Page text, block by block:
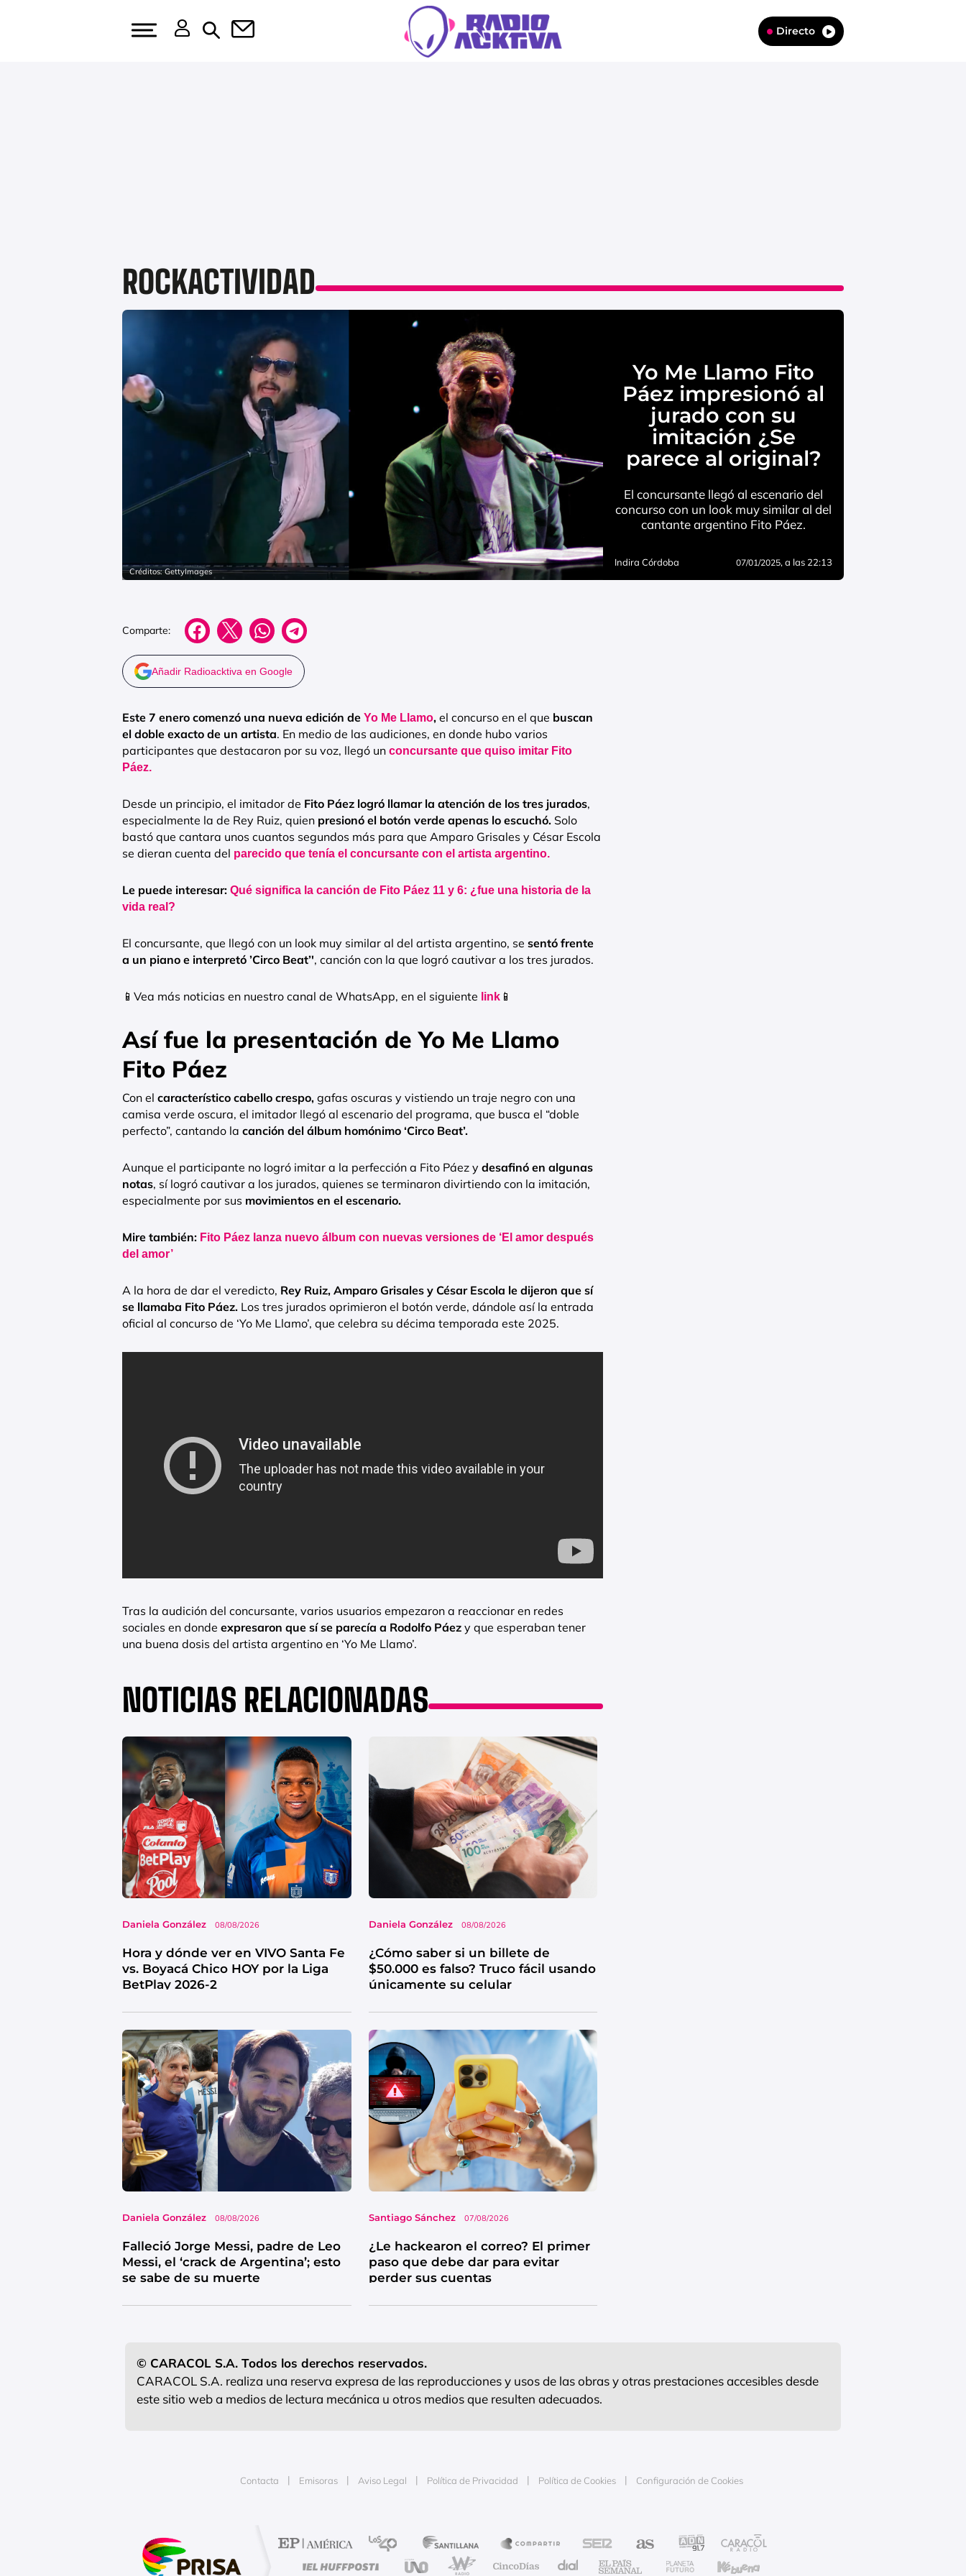
Directo
ROCKACTIVIDAD
Créditos: GettyImages
Yo Me Llamo Fito
Páez impresionó al
jurado con su
imitación ¿Se
parece al original?
El concursante llegó al escenario del
concurso con un look muy similar al del
cantante argentino Fito Páez.
Indira Córdoba 07/01/2025, a las 22:13
Comparte:
Añadir Radioacktiva en Google
Este 7 enero comenzó una nueva edición de Yo Me Llamo, el concurso en el que buscan
el doble exacto de un artista. En medio de las audiciones, en donde hubo varios
participantes que destacaron por su voz, llegó un concursante que quiso imitar Fito
Páez.
Desde un principio, el imitador de Fito Páez logró llamar la atención de los tres jurados,
especialmente la de Rey Ruiz, quien presionó el botón verde apenas lo escuchó. Solo
bastó que cantara unos cuantos segundos más para que Amparo Grisales y César Escola
se dieran cuenta del parecido que tenía el concursante con el artista argentino.
Le puede interesar: Qué significa la canción de Fito Páez 11 y 6: ¿fue una historia de la
vida real?
El concursante, que llegó con un look muy similar al del artista argentino, se sentó frente
a un piano e interpretó ’Circo Beat’′, canción con la que logró cautivar a los tres jurados.
📱Vea más noticias en nuestro canal de WhatsApp, en el siguiente link 📱
Así fue la presentación de Yo Me Llamo
Fito Páez
Con el característico cabello crespo, gafas oscuras y vistiendo un traje negro con una
camisa verde oscura, el imitador llegó al escenario del programa, que busca el “doble
perfecto”, cantando la canción del álbum homónimo ‘Circo Beat’.
Aunque el participante no logró imitar a la perfección a Fito Páez y desafinó en algunas
notas, sí logró cautivar a los jurados, quienes se terminaron divirtiendo con la imitación,
especialmente por sus movimientos en el escenario.
Mire también: Fito Páez lanza nuevo álbum con nuevas versiones de ‘El amor después
del amor’
A la hora de dar el veredicto, Rey Ruiz, Amparo Grisales y César Escola le dijeron que sí
se llamaba Fito Páez. Los tres jurados oprimieron el botón verde, dándole así la entrada
oficial al concurso de ‘Yo Me Llamo’, que celebra su décima temporada este 2025.
Tras la audición del concursante, varios usuarios empezaron a reaccionar en redes
sociales en donde expresaron que sí se parecía a Rodolfo Páez y que esperaban tener
una buena dosis del artista argentino en ‘Yo Me Llamo’.
NOTICIAS RELACIONADAS
Daniela González 08/08/2026
Hora y dónde ver en VIVO Santa Fe
vs. Boyacá Chico HOY por la Liga
BetPlay 2026-2
Daniela González 08/08/2026
¿Cómo saber si un billete de
$50.000 es falso? Truco fácil usando
únicamente su celular
Daniela González 08/08/2026
Falleció Jorge Messi, padre de Leo
Messi, el ‘crack de Argentina’; esto
se sabe de su muerte
Santiago Sánchez 07/08/2026
¿Le hackearon el correo? El primer
paso que debe dar para evitar
perder sus cuentas
© CARACOL S.A. Todos los derechos reservados.
CARACOL S.A. realiza una reserva expresa de las reproducciones y usos de las obras y otras prestaciones accesibles desde
este sitio web a medios de lectura mecánica u otros medios que resulten adecuados.
Contacta Emisoras Aviso Legal Política de Privacidad Política de Cookies Configuración de Cookies